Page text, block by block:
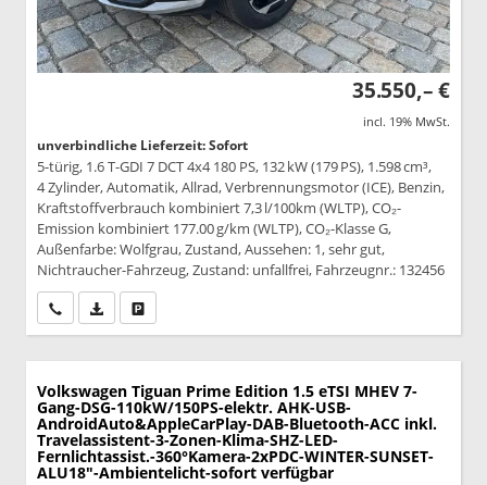
35.550,– €
incl. 19% MwSt.
unverbindliche Lieferzeit: Sofort
5-türig, 1.6 T-GDI 7 DCT 4x4 180 PS, 132 kW (179 PS), 1.598 cm³,
4 Zylinder, Automatik, Allrad, Verbrennungsmotor (ICE), Benzin,
Kraftstoffverbrauch kombiniert 7,3 l/100km (WLTP), CO₂-
Emission kombiniert 177.00 g/km (WLTP), CO₂-Klasse G,
Außenfarbe: Wolfgrau, Zustand, Aussehen: 1, sehr gut,
Nichtraucher-Fahrzeug, Zustand: unfallfrei, Fahrzeugnr.: 132456
Wir rufen Sie anPDF-Datei, Fahrzeugexposé drucken
Volkswagen Tiguan Prime Edition 1.5 eTSI MHEV 7-
Gang-DSG-110kW/150PS-elektr. AHK-USB-
AndroidAuto&AppleCarPlay-DAB-Bluetooth-ACC inkl.
Travelassistent-3-Zonen-Klima-SHZ-LED-
Fernlichtassist.-360°Kamera-2xPDC-WINTER-SUNSET-
ALU18"-Ambientelicht-sofort verfügbar